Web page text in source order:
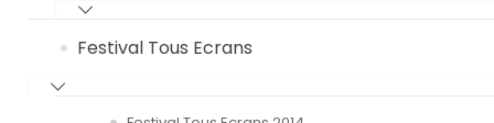
Festival Tous Ecrans